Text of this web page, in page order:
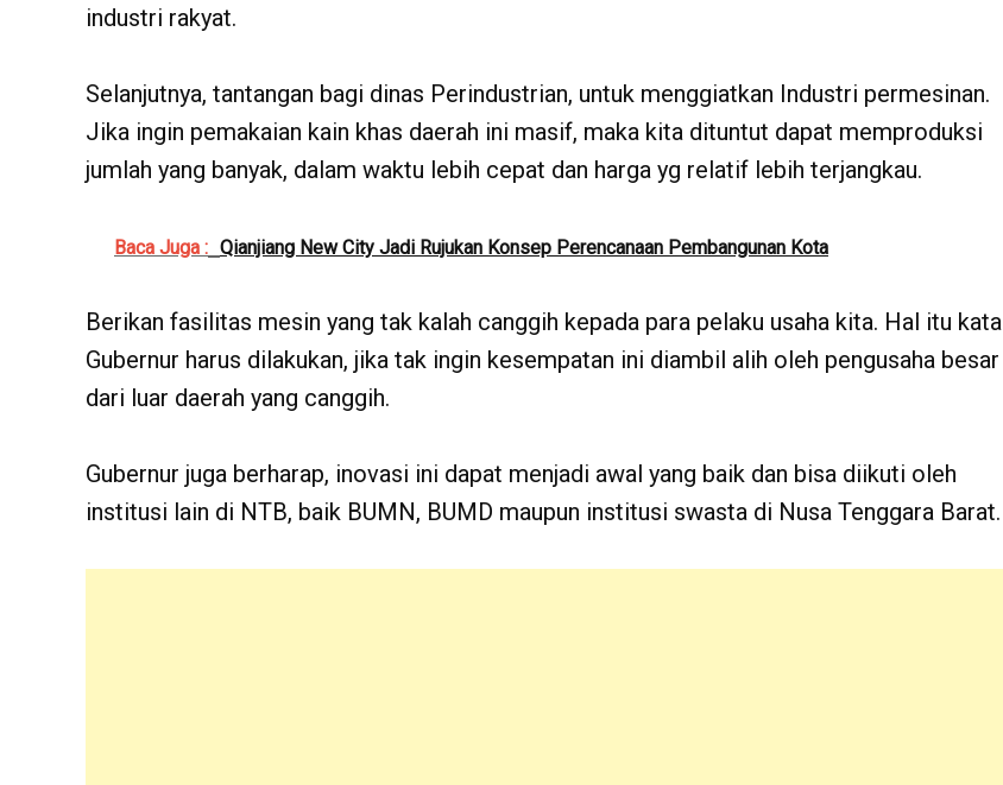
industri rakyat.
Selanjutnya, tantangan bagi dinas Perindustrian, untuk menggiatkan Industri permesinan.
Jika ingin pemakaian kain khas daerah ini masif, maka kita dituntut dapat memproduksi
jumlah yang banyak, dalam waktu lebih cepat dan harga yg relatif lebih terjangkau.
Baca Juga : Qianjiang New City Jadi Rujukan Konsep Perencanaan Pembangunan Kota
Berikan fasilitas mesin yang tak kalah canggih kepada para pelaku usaha kita. Hal itu kata
Gubernur harus dilakukan, jika tak ingin kesempatan ini diambil alih oleh pengusaha besar
dari luar daerah yang canggih.
Gubernur juga berharap, inovasi ini dapat menjadi awal yang baik dan bisa diikuti oleh
institusi lain di NTB, baik BUMN, BUMD maupun institusi swasta di Nusa Tenggara Barat.